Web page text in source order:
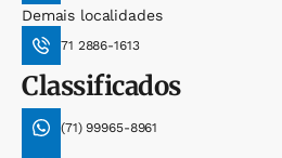
Demais localidades
71 2886-1613
Classificados
(71) 99965-8961